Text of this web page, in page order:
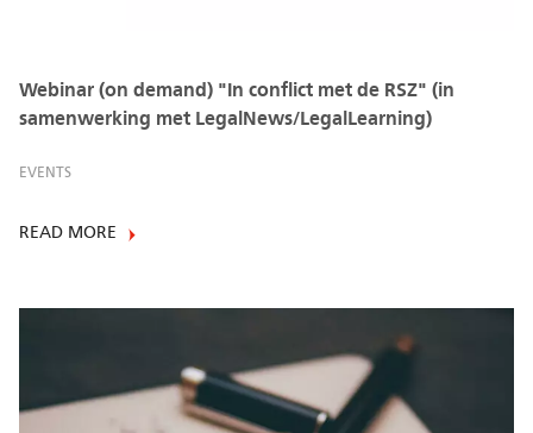
Webinar (on demand) "In conflict met de RSZ" (in
samenwerking met LegalNews/LegalLearning)
EVENTS
READ MORE